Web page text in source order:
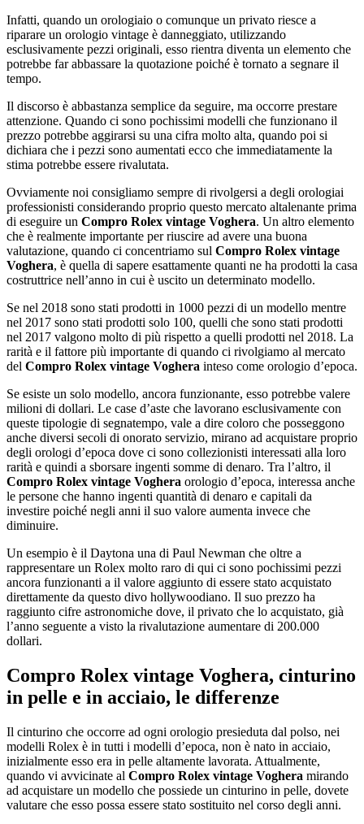
Infatti, quando un orologiaio o comunque un privato riesce a
riparare un orologio vintage è danneggiato, utilizzando
esclusivamente pezzi originali, esso rientra diventa un elemento che
potrebbe far abbassare la quotazione poiché è tornato a segnare il
tempo.
Il discorso è abbastanza semplice da seguire, ma occorre prestare
attenzione. Quando ci sono pochissimi modelli che funzionano il
prezzo potrebbe aggirarsi su una cifra molto alta, quando poi si
dichiara che i pezzi sono aumentati ecco che immediatamente la
stima potrebbe essere rivalutata.
Ovviamente noi consigliamo sempre di rivolgersi a degli orologiai
professionisti considerando proprio questo mercato altalenante prima
di eseguire un Compro Rolex vintage Voghera. Un altro elemento
che è realmente importante per riuscire ad avere una buona
valutazione, quando ci concentriamo sul Compro Rolex vintage
Voghera, è quella di sapere esattamente quanti ne ha prodotti la casa
costruttrice nell’anno in cui è uscito un determinato modello.
Se nel 2018 sono stati prodotti in 1000 pezzi di un modello mentre
nel 2017 sono stati prodotti solo 100, quelli che sono stati prodotti
nel 2017 valgono molto di più rispetto a quelli prodotti nel 2018. La
rarità e il fattore più importante di quando ci rivolgiamo al mercato
del Compro Rolex vintage Voghera inteso come orologio d’epoca.
Se esiste un solo modello, ancora funzionante, esso potrebbe valere
milioni di dollari. Le case d’aste che lavorano esclusivamente con
queste tipologie di segnatempo, vale a dire coloro che posseggono
anche diversi secoli di onorato servizio, mirano ad acquistare proprio
degli orologi d’epoca dove ci sono collezionisti interessati alla loro
rarità e quindi a sborsare ingenti somme di denaro. Tra l’altro, il
Compro Rolex vintage Voghera orologio d’epoca, interessa anche
le persone che hanno ingenti quantità di denaro e capitali da
investire poiché negli anni il suo valore aumenta invece che
diminuire.
Un esempio è il Daytona una di Paul Newman che oltre a
rappresentare un Rolex molto raro di qui ci sono pochissimi pezzi
ancora funzionanti a il valore aggiunto di essere stato acquistato
direttamente da questo divo hollywoodiano. Il suo prezzo ha
raggiunto cifre astronomiche dove, il privato che lo acquistato, già
l’anno seguente a visto la rivalutazione aumentare di 200.000
dollari.
Compro Rolex vintage Voghera, cinturino
in pelle e in acciaio, le differenze
Il cinturino che occorre ad ogni orologio presieduta dal polso, nei
modelli Rolex è in tutti i modelli d’epoca, non è nato in acciaio,
inizialmente esso era in pelle altamente lavorata. Attualmente,
quando vi avvicinate al Compro Rolex vintage Voghera mirando
ad acquistare un modello che possiede un cinturino in pelle, dovete
valutare che esso possa essere stato sostituito nel corso degli anni.